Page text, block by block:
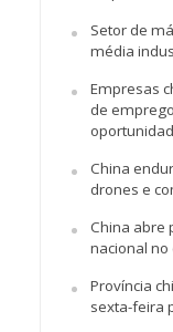
Setor de
média
Empresas
de
China
drones e
China abre
nacional
Província
sexta-feira